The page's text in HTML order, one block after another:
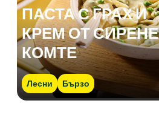
ПАСТА С ГРАХ И
КРЕМ ОТ СИРЕНЕ
КОМТЕ
Лесни Бързо